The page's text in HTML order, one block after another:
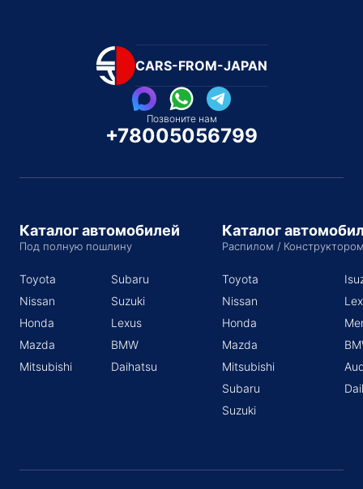
CARS-FROM-JAPAN
Позвоните нам
+78005056799
Каталог автомобилей
Под полную пошлину
Toyota
Nissan
Honda
Mazda
Mitsubishi
Subaru
Suzuki
Lexus
BMW
Daihatsu
Каталог
Распилом /
Toyota
Nissan
Honda
Mazda
Mitsubishi
Subaru
Suzuki